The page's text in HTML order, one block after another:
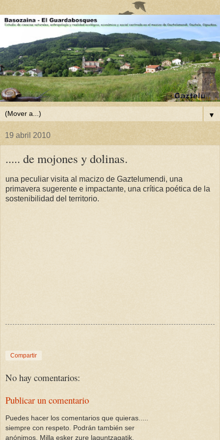
▼
19 abril 2010
..... de mojones y dolinas.
una peculiar visita al macizo de Gaztelumendi, una
primavera sugerente e impactante, una crítica poética de la
sostenibilidad del territorio.
Compartir
No hay comentarios:
Publicar un comentario
Puedes hacer los comentarios que quieras.....
siempre con respeto. Podrán también ser
anónimos. Milla esker zure laguntzagatik.